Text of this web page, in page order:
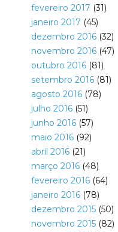
fevereiro 2017 (31)
janeiro 2017 (45)
dezembro 2016(32)
novembro 2016(47)
outubro 2016(81)
setembro 2016(81)
agosto 2016(78)
julho 2016(51)
junho 2016(57)
maio 2016(92)
abril 2016(21)
março 2016(48)
fevereiro 2016(64)
janeiro 2016(78)
dezembro 2015(50)
novembro 2015(82)